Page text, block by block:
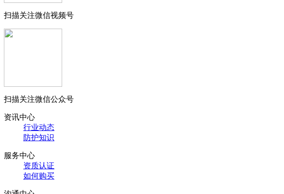
扫描关注微信视频号
扫描关注微信公众号
资讯中心
行业动态
防护知识
服务中心
资质认证
如何购买